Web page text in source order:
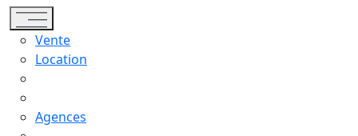
Toggle navigation
Vente
Location
Agences